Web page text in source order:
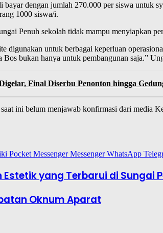
dengan jumlah 270.000 per siswa untuk
1000 siswa/i.
Penuh sekolah tidak mampu menyiapkan
untuk berbagai keperluan
bukan hanya untuk pembangunan saja.”
Final Diserbu Penonton hingga
ini belum menjawab konfirmasi dari media
Pocket Messenger Messenger WhatsApp
yang Terbarui di Sungai
Oknum Aparat